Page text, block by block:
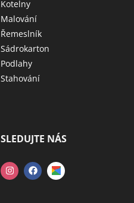
Kotelny
Malování
Řemeslník
Sádrokarton
Podlahy
Stahování
SLEDUJTE NÁS